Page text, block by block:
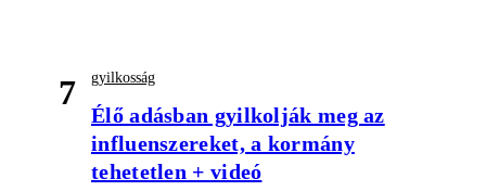
7 gyilkosság
Élő adásban gyilkolják meg az
influenszereket, a kormány
tehetetlen + videó